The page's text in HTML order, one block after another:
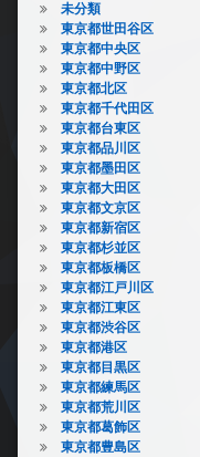
未分類
東京都世田谷区
東京都中央区
東京都中野区
東京都北区
東京都千代田区
東京都台東区
東京都品川区
東京都墨田区
東京都大田区
東京都文京区
東京都新宿区
東京都杉並区
東京都板橋区
東京都江戸川区
東京都江東区
東京都渋谷区
東京都港区
東京都目黒区
東京都練馬区
東京都荒川区
東京都葛飾区
東京都豊島区